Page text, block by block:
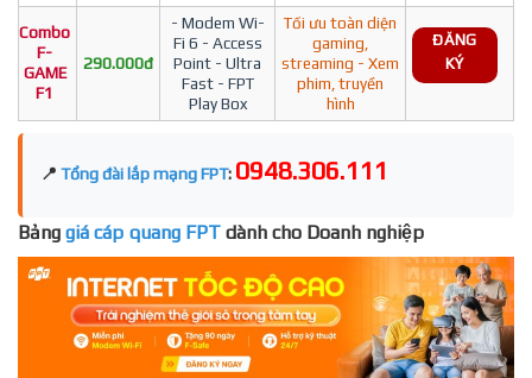
Combo
F-
GAME
F1
290.000đ
- Modem Wi-
Fi 6 - Access
Point - Ultra
Fast - FPT
Play Box
Tối ưu toàn diện
gaming,
streaming - Xem
phim, truyền
hình
ĐĂNG
KÝ
📍 Tổng đài lắp mạng FPT: 0948.306.111
Bảng giá cáp quang FPT dành cho Doanh nghiệp